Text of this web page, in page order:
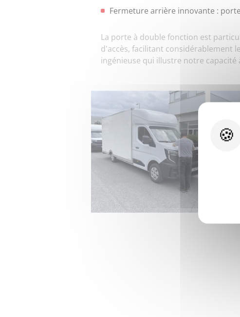
Fermeture arrière innovante :
La porte à double fonction est
d'accès, facilitant considérablement
ingénieuse qui illustre notre